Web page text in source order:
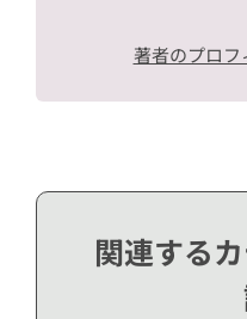
著者のプロ
関連する